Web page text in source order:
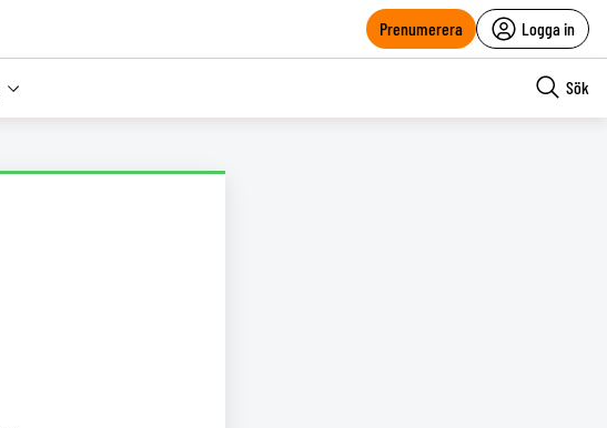
Prenumerera Logga in
Sök